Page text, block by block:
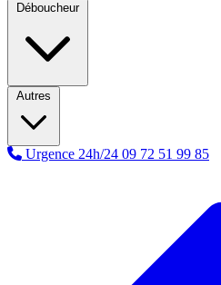
Déboucheur
Autres
Urgence 24h/24 09 72 51 99 85